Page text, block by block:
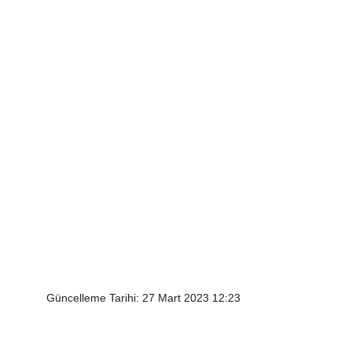
Güncelleme Tarihi: 27 Mart 2023 12:23